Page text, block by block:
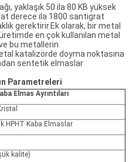
yaklaşık 50 ila 80 KB yüksek
derece ila 1800 santigrat
gerektirir.Ek olarak, bir metal
en çok kullanılan metal
bu metallerin
katalizörde doyma noktasına
sentetik elmaslar
Parametreleri
Elmas Ayrıntıları
HPHT Kaba Elmaslar
kalite)